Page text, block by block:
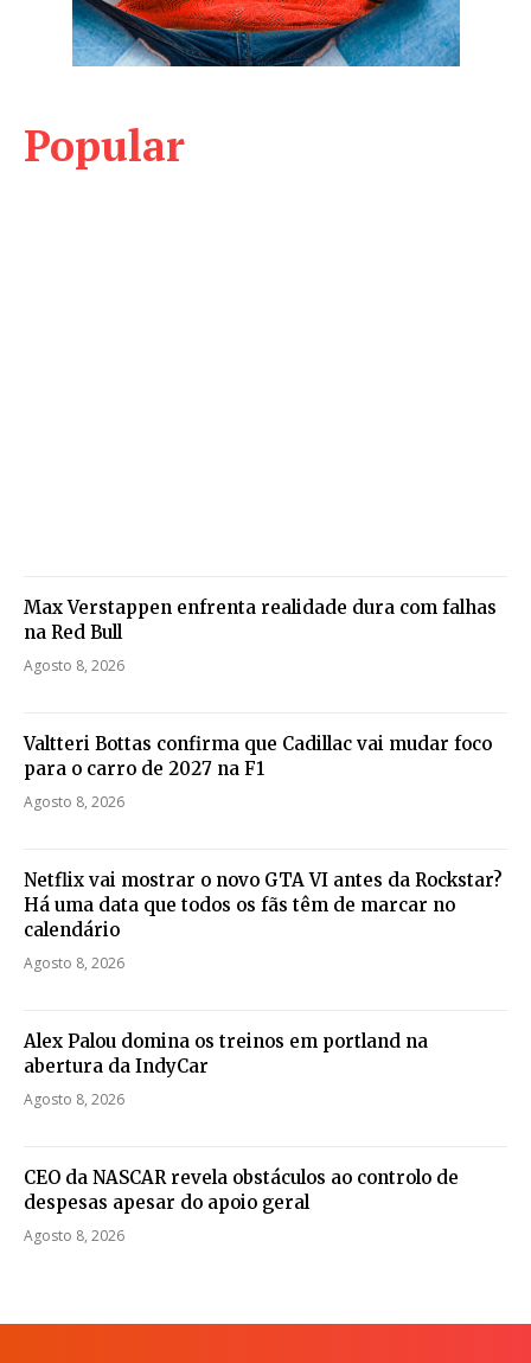
Popular
Max Verstappen enfrenta realidade dura com falhas
na Red Bull
Agosto 8, 2026
Valtteri Bottas confirma que Cadillac vai mudar foco
para o carro de 2027 na F1
Agosto 8, 2026
Netflix vai mostrar o novo GTA VI antes da Rockstar?
Há uma data que todos os fãs têm de marcar no
calendário
Agosto 8, 2026
Alex Palou domina os treinos em portland na
abertura da IndyCar
Agosto 8, 2026
CEO da NASCAR revela obstáculos ao controlo de
despesas apesar do apoio geral
Agosto 8, 2026